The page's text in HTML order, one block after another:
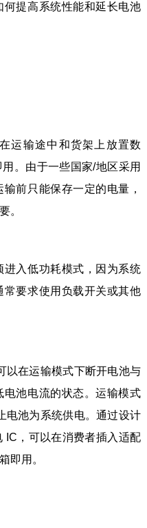
何提高系统性能和延长电池
运输途中和货架上放置数
。由于一些国家/地区采用
前只能保存一定的电量，
。
入低功耗模式，因为系统
要求使用负载开关或其他
以在运输模式下断开电池与
池电流的状态。运输模式
电池为系统供电。通过设计
IC，可以在消费者插入适配
即用。